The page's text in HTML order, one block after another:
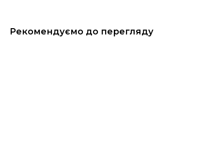
Рекомендуємо до перегляду